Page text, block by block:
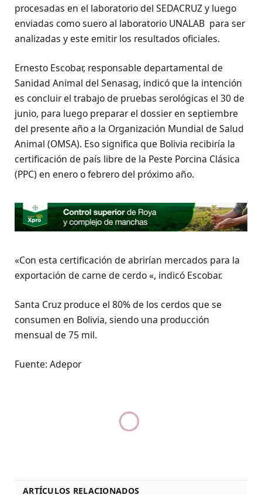
procesadas en el laboratorio del SEDACRUZ y luego
enviadas como suero al laboratorio UNALAB para ser
analizadas y este emitir los resultados oficiales.
Ernesto Escobar, responsable departamental de
Sanidad Animal del Senasag, indicó que la intención
es concluir el trabajo de pruebas serológicas el 30 de
junio, para luego preparar el dossier en septiembre
del presente año a la Organización Mundial de Salud
Animal (OMSA). Eso significa que Bolivia recibiría la
certificación de país libre de la Peste Porcina Clásica
(PPC) en enero o febrero del próximo año.
«Con esta certificación de abrirían mercados para la
exportación de carne de cerdo «, indicó Escobar.
Santa Cruz produce el 80% de los cerdos que se
consumen en Bolivia, siendo una producción
mensual de 75 mil.
Fuente: Adepor
ARTÍCULOS RELACIONADOS